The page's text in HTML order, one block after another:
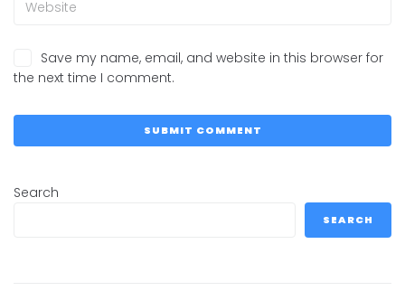
Save my name, email, and website in this browser for
the next time I comment.
Search
SEARCH